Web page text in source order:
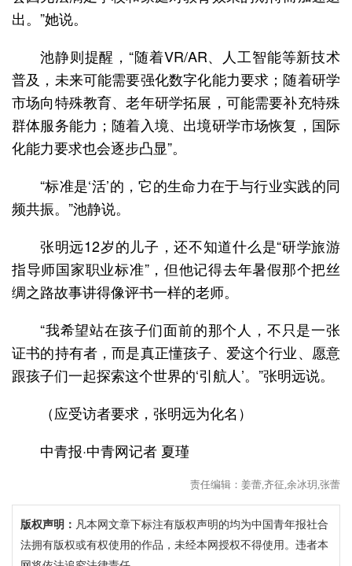
出。”她说。
池静则提醒，“随着VR/AR、人工智能等新技术
普及，未来可能需要强化数字化能力要求；随着研学
市场向特殊教育、老年研学拓展，可能需要补充特殊
群体服务能力；随着入境、出境研学市场恢复，国际
化能力要求也会逐步凸显”。
“标准是‘活’的，它的生命力在于与行业实践的同
频共振。”池静说。
张明远12岁的儿子，还不知道什么是“研学旅游
指导师国家职业标准”，但他记得去年暑假那个把丝
绸之路故事讲得像评书一样的老师。
“我希望站在孩子们面前的那个人，不只是一张
证书的持有者，而是真正懂孩子、爱这个行业、愿意
跟孩子们一起探索这个世界的‘引航人’。”张明远说。
（应受访者要求，张明远为化名）
中青报·中青网记者 夏瑾
责任编辑：姜蕾,齐征,余冰玥,张蕾
版权声明： 凡本网文章下标注有版权声明的均为中国青年报社合
法拥有版权或有权使用的作品，未经本网授权不得使用。违者本